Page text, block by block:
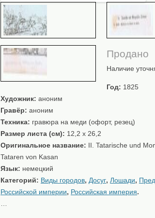
Продано
Наличие
Год: 1825
Художник: аноним
Гравёр: аноним
Техника: гравюра на меди (офорт, резец)
Размер листа (см): 12,2 x 26,2
Оригинальное название: II. Tatarische und
Tataren von Kasan
Язык: немецкий
Категорий: Виды городов, Досуг, Лошади,
Российской империи, Российская империя.